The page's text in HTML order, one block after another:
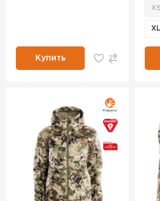
Купить
XS
XL